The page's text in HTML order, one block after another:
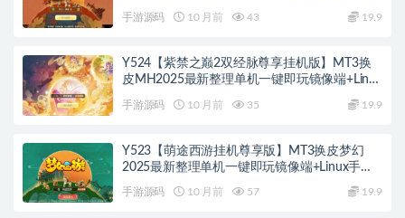
手游源码 10 月前 43 19.9
Y524【紫禁之巅2双经脉尊享挂机版】MT3换
皮MH2025最新整理单机一键即玩镜像端+Linux
手游源码 10 月前 35 19.9
Y523【萌途西游挂机尊享版】MT3换皮梦幻
2025最新整理单机一键即玩镜像端+Linux手工
手游源码 10 月前 57 19.9